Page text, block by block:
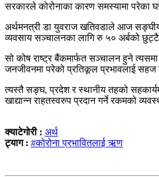
सरकारले कोरोनाका कारण समस्यामा परेका
अर्थमनत्री डा युवराज खतिवडाले आज सङ्घीय
व्यवसाय सञ्चालनका लागि रु ५० अर्बको छुट्टै
सो कोष राष्ट्र बैंकमार्फत सञ्चालन हुने
जनजीवनमा परेको प्रतिकूल प्रभावलाई सहज
त्यस्तै सङ्घ, प्रदेश र स्थानीय तहको
खाद्यान्न राहतस्वरुप प्रदान गर्ने रकमको
क्याटेगोरी : अर्थ
ट्याग : #कोरोना प्रभावितलाई ऋण